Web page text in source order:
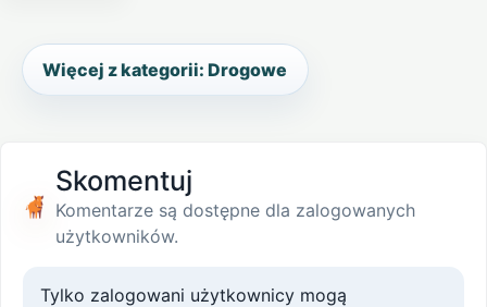
Więcej z kategorii: Drogowe
Skomentuj
Komentarze są dostępne dla zalogowanych
użytkowników.
Tylko zalogowani użytkownicy mogą